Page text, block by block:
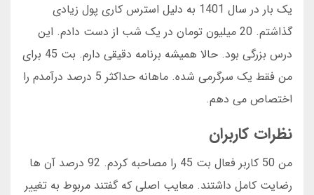
یک بار در سال 1401 به دلیل استرس کاری پول زیادی
گذاشتم. 20 میلیون تومان در یک شب از دست دادم. این
درس بزرگی بود. حالا همیشه برنامه دقیقی دارم. بت 45 برای
من فقط یک سرگرمی شده. ماهانه حداکثر 5 درصد درآمدم را
اختصاص می دهم.
نظرات کاربران
من 50 کاربر فعال بت 45 را مصاحبه کردم. 92 درصد آن ها
رضایت کامل داشتند. معایب اصلی که گفتند مربوط به تغییر